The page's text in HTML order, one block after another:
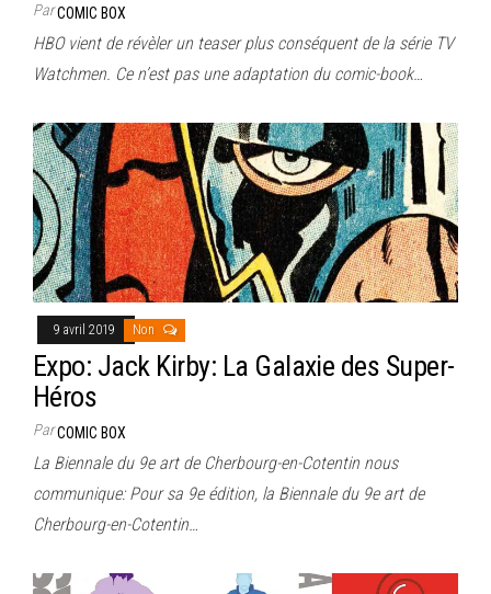
ParCOMIC BOX
HBO vient de révèler un teaser plus conséquent de la série TV
Watchmen. Ce n’est pas une adaptation du comic-book…
9 avril 2019 Non
Expo: Jack Kirby: La Galaxie des Super-
Héros
ParCOMIC BOX
La Biennale du 9e art de Cherbourg-en-Cotentin nous
communique: Pour sa 9e édition, la Biennale du 9e art de
Cherbourg-en-Cotentin…